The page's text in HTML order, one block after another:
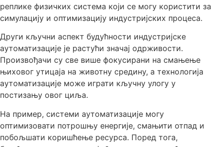
реплике физичких система који се могу користити за
симулацију и оптимизацију индустријских процеса.
Други кључни аспект будућности индустријске
аутоматизације је растући значај одрживости.
Произвођачи су све више фокусирани на смањење
њиховог утицаја на животну средину, а технологија
аутоматизације може играти кључну улогу у
постизању овог циља.
На пример, системи аутоматизације могу
оптимизовати потрошњу енергије, смањити отпад и
побољшати коришћење ресурса. Поред тога,